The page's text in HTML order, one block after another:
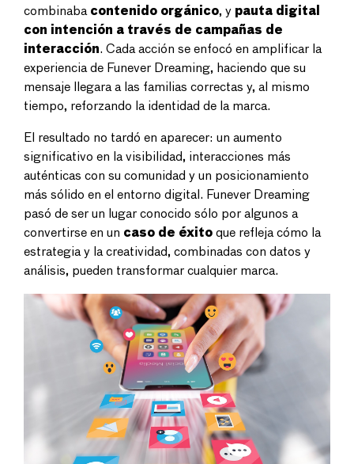
combinaba contenido orgánico, y pauta digital
con intención a través de campañas de
interacción. Cada acción se enfocó en amplificar la
experiencia de Funever Dreaming, haciendo que su
mensaje llegara a las familias correctas y, al mismo
tiempo, reforzando la identidad de la marca.
El resultado no tardó en aparecer: un aumento
significativo en la visibilidad, interacciones más
auténticas con su comunidad y un posicionamiento
más sólido en el entorno digital. Funever Dreaming
pasó de ser un lugar conocido sólo por algunos a
convertirse en un caso de éxito que refleja cómo la
estrategia y la creatividad, combinadas con datos y
análisis, pueden transformar cualquier marca.